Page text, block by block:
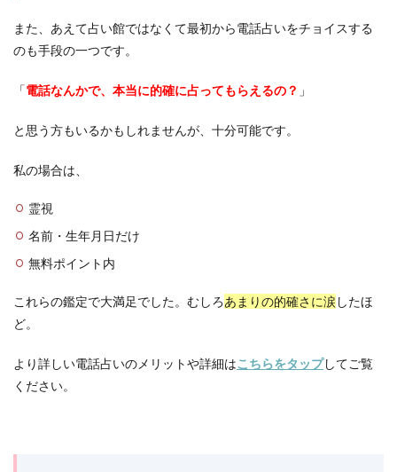
また、あえて占い館ではなくて最初から電話占いをチョイスする
のも手段の一つです。
「電話なんかで、本当に的確に占ってもらえるの？ 」
と思う方もいるかもしれませんが、十分可能です。
私の場合は、
霊視
名前・生年月日だけ
無料ポイント内
これらの鑑定で大満足でした。むしろあまりの的確さに涙 したほ
ど。
より詳しい電話占いのメリットや詳細はこちらをタップしてご覧
ください。